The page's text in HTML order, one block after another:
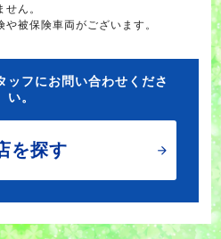
ん。
被保険車両がございます。
ッフにお問い合わせくださ
い。
を探す